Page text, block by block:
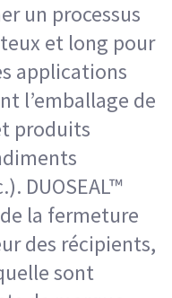
un processus
et long pour
applications
l’emballage de
produits
DUOSEAL™
la fermeture
des récipients,
sont